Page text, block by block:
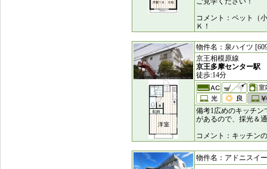
コメント：ペット（
Ｋ！
物件名：泉ハイツ
京王相模原線
京王多摩センター駅
徒歩:14分
備考1広めのキッチ
があるので、採光＆
コメント：キッチン
物件名：アドニスイ